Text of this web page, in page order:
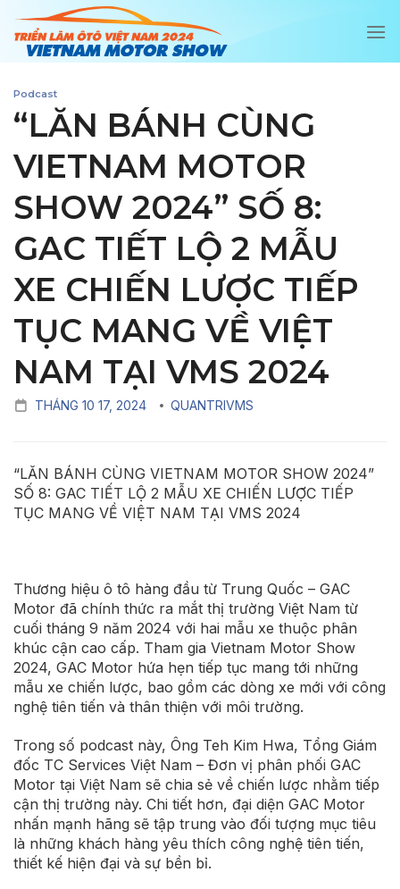
đến
Podcast
“LĂN BÁNH CÙNG
VIETNAM MOTOR
SHOW 2024” SỐ 8:
GAC TIẾT LỘ 2 MẪU
XE CHIẾN LƯỢC TIẾP
TỤC MANG VỀ VIỆT
NAM TẠI VMS 2024
THÁNG 10 17, 2024 QUANTRIVMS
“LĂN BÁNH CÙNG VIETNAM MOTOR SHOW 2024”
SỐ 8: GAC TIẾT LỘ 2 MẪU XE CHIẾN LƯỢC TIẾP
TỤC MANG VỀ VIỆT NAM TẠI VMS 2024
Thương hiệu ô tô hàng đầu từ Trung Quốc – GAC
Motor đã chính thức ra mắt thị trường Việt Nam từ
cuối tháng 9 năm 2024 với hai mẫu xe thuộc phân
khúc cận cao cấp. Tham gia Vietnam Motor Show
2024, GAC Motor hứa hẹn tiếp tục mang tới những
mẫu xe chiến lược, bao gồm các dòng xe mới với công
nghệ tiên tiến và thân thiện với môi trường.
Trong số podcast này, Ông Teh Kim Hwa, Tổng Giám
đốc TC Services Việt Nam – Đơn vị phân phối GAC
Motor tại Việt Nam sẽ chia sẻ về chiến lược nhằm tiếp
cận thị trường này. Chi tiết hơn, đại diện GAC Motor
nhấn mạnh hãng sẽ tập trung vào đối tượng mục tiêu
là những khách hàng yêu thích công nghệ tiên tiến,
thiết kế hiện đại và sự bền bỉ.